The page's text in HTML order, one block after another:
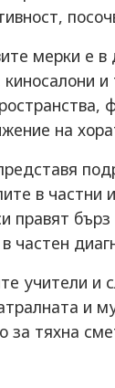
мерки е
киносалони
на
в частни
правят
частен
учители и
и
за тяхна